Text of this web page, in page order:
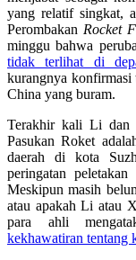
yang relatif singkat,
Perombakan Rocket
minggu bahwa
tidak terlihat di
kurangnya konfirmasi
China yang buram.
Terakhir kali Li dan
Pasukan Roket
daerah di kota
peringatan
Meskipun masih
atau apakah Li atau
para ahli
kekhawatiran tentang